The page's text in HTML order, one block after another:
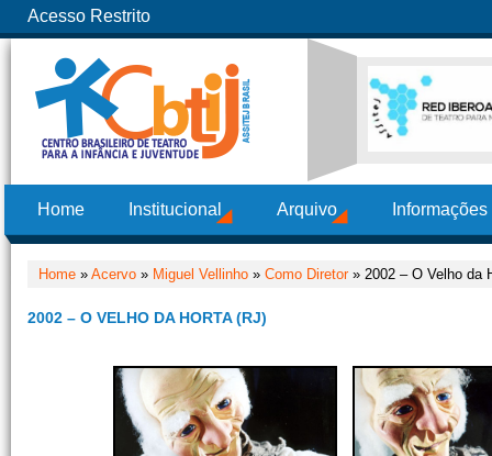
Acesso Restrito
Home Institucional Arquivo
Home » Acervo » Miguel Vellinho » Como Diretor» 2002 – O Velho da
2002 – O VELHO DA HORTA (RJ)